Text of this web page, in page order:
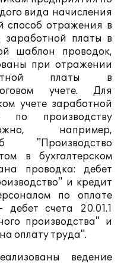
вида начисления
способ отражения в
заработной платы в
шаблон проводок,
при отражении
платы в
учете. Для
учете заработной
производству
например,
"Производство
в бухгалтерском
проводка: дебет
и кредит
по оплате
счета 20.01.1
производства" и
оплату труда".
ведение